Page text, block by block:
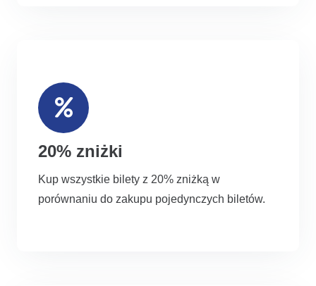
20% zniżki
Kup wszystkie bilety z 20% zniżką w
porównaniu do zakupu pojedynczych biletów.